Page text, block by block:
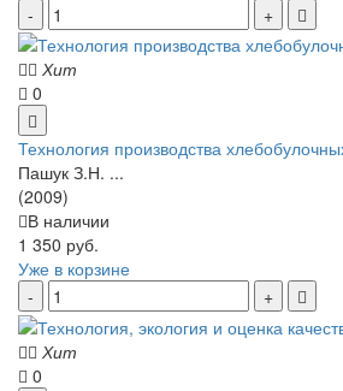
Хит
0
Технология производства
Пашук З.Н. ...
(2009)
В наличии
1 350 руб.
Уже в корзине
Хит
0